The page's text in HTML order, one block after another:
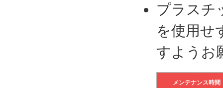
プラスチ
を使用せ
すようお
メンテナンス時間